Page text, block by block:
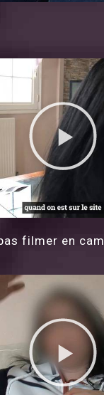
filmer en